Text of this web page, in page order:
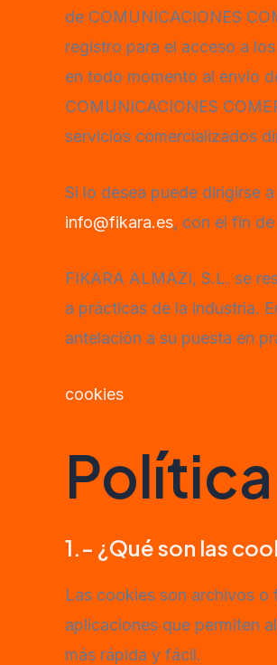
de COMUNICACIONES
registro para el acceso a
en todo momento al envío
COMUNICACIONES
servicios comercializados
Si lo desea puede dirigirse
info@fikara.es, con el fin
FIKARA ALMAZI, S.L. se
a prácticas de la industria.
antelación a su puesta en
cookies
1.- ¿Qué son las
Las cookies son archivos o
aplicaciones que permiten
más rápida y fácil.